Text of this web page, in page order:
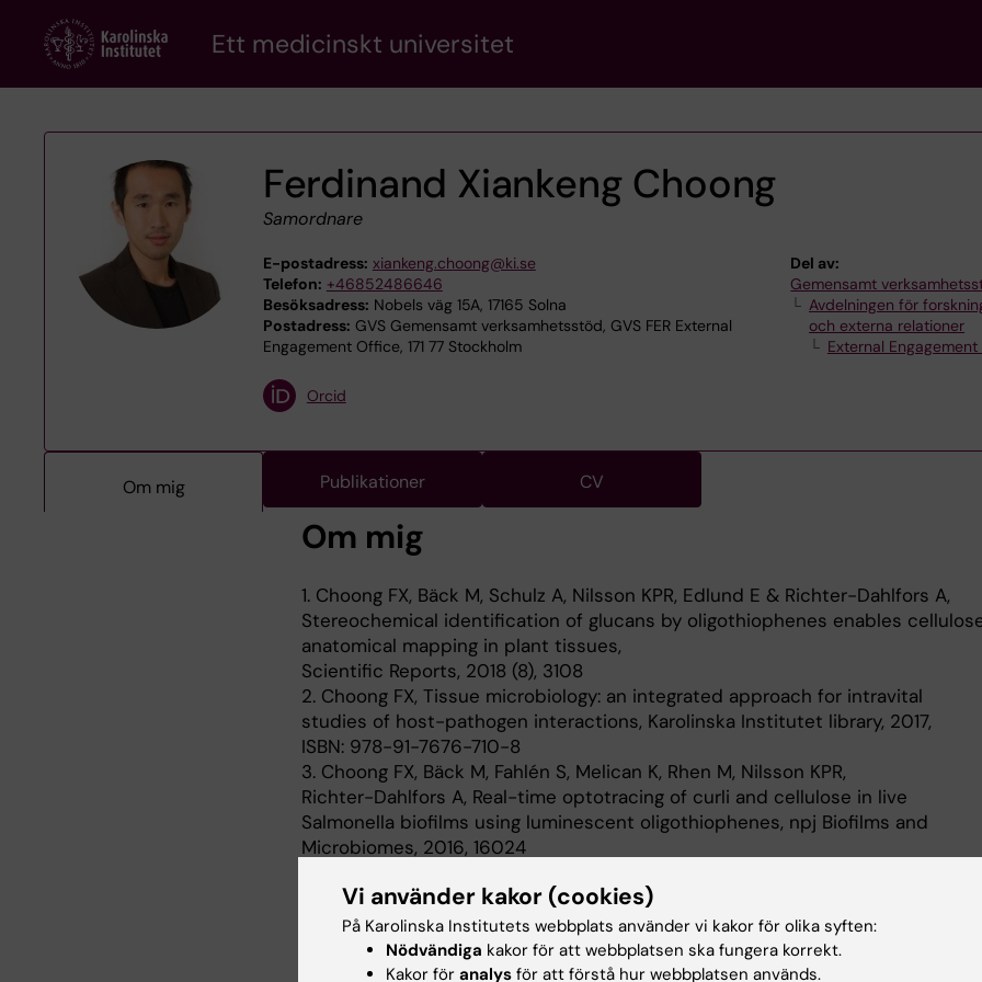
content
Ett medicinskt universitet
Ferdinand Xiankeng Choong
Samordnare
E-postadress: xiankeng.choong@ki.se
Telefon: +46852486646
Besöksadress: Nobels väg 15A, 17165 Solna
Postadress: GVS Gemensamt verksamhetsstöd, GVS FER External
Engagement Office, 171 77 Stockholm
Del av:
Gemensamt
Avdelningen för
och externa relationer
External
Orcid
Om mig Publikationer CV
Om mig
1. Choong FX, Bäck M, Schulz A, Nilsson KPR, Edlund E & Richter-Dahlfors A,
Stereochemical identification of glucans by oligothiophenes enables
anatomical mapping in plant tissues,
Scientific Reports, 2018 (8), 3108
2. Choong FX, Tissue microbiology: an integrated approach for intravital
studies of host-pathogen interactions, Karolinska Institutet library, 2017,
ISBN: 978-91-7676-710-8
3. Choong FX, Bäck M, Fahlén S, Melican K, Rhen M, Nilsson KPR,
Richter-Dahlfors A, Real-time optotracing of curli and cellulose in live
Salmonella biofilms using luminescent oligothiophenes, npj Biofilms and
Microbiomes, 2016, 16024
Richter-Dahlfors A, Nondestructive, real-time determination and visualization
of cellulose, hemicellulose and lignin by luminescent oligothiophenes,
Scientific Reports, 2016 (6), 35578
5. Choong FX, Antypas H, Richter-Dahlfors A, Intergrated pathophysiology of
Vi använder kakor (cookies)
På Karolinska Institutets webbplats använder vi kakor för olika syften:
Nödvändiga kakor för att webbplatsen ska fungera korrekt.
Kakor för analys för att förstå hur webbplatsen används.